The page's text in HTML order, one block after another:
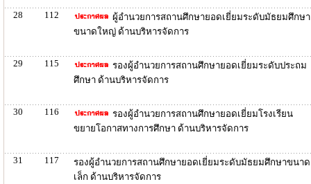
28 112
ผู้อำนวยการสถานศึกษายอดเยี่ยมระดับมัธยมศึกษา
ขนาดใหญ่ ด้านบริหารจัดการ
29 115
รองผู้อำนวยการสถานศึกษายอดเยี่ยมระดับประถม
ศึกษา ด้านบริหารจัดการ
30 116
รองผู้อำนวยการสถานศึกษายอดเยี่ยมโรงเรียน
ขยายโอกาสทางการศึกษา ด้านบริหารจัดการ
31 117
รองผู้อำนวยการสถานศึกษายอดเยี่ยมระดับมัธยมศึกษาขนาด
เล็ก ด้านบริหารจัดการ